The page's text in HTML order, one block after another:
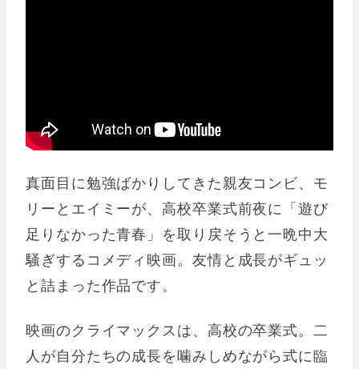
真面目に勉強ばかりしてきた親友コンビ、モ
リーとエイミーが、高校卒業式前夜に「遊び
足りなかった青春」を取り戻そうと一晩中大
騒ぎするコメディ映画。友情と成長がギュッ
と詰まった作品です。
映画のクライマックスは、高校の卒業式。二
人が自分たちの成長を噛みしめながら式に臨